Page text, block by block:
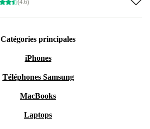
(4.6)
Catégories principales
iPhones
Téléphones Samsung
MacBooks
Laptops